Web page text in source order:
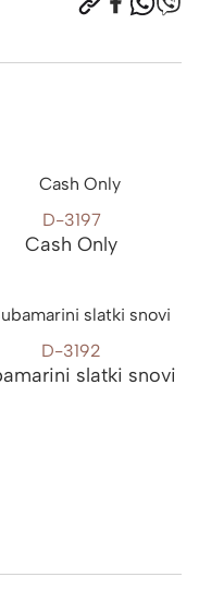
D-3197
Cash Only
D-3192
slatki snovi